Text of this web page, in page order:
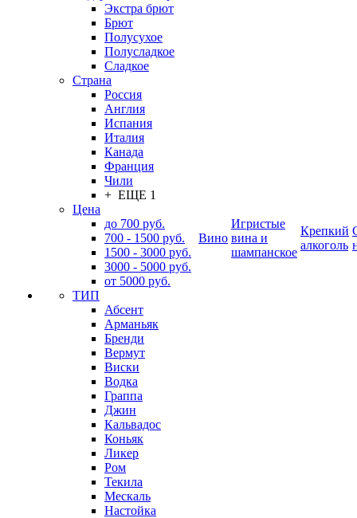
Экстра брют
Брют
Полусухое
Полусладкое
Сладкое
Страна
Россия
Англия
Испания
Италия
Канада
Франция
Чили
+ ЕЩЕ 1
Цена
до 700 руб.
700 - 1500 руб.
1500 - 3000 руб.
3000 - 5000 руб.
от 5000 руб.
ТИП
Абсент
Арманьяк
Бренди
Вермут
Виски
Водка
Граппа
Джин
Кальвадос
Коньяк
Ликер
Ром
Текила
Мескаль
Настойка
Вино
Игристые
вина и
шампанское
Крепкий
алкоголь